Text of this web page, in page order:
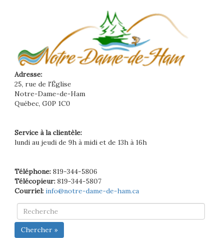
Adresse:
25, rue de l'Église
Notre-Dame-de-Ham
Québec, G0P 1C0
Service à la clientèle:
lundi au jeudi de 9h à midi et de 13h à 16h
Téléphone: 819-344-5806
Télécopieur: 819-344-5807
Courriel: info@notre-dame-de-ham.ca
Chercher »